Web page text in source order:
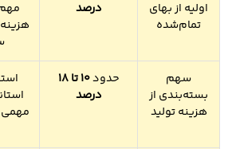
اولیه از بهای
تمام‌شده
درصد
سهم
بسته‌بندی از
هزینه تولید
حدود
10 تا 18
درصد